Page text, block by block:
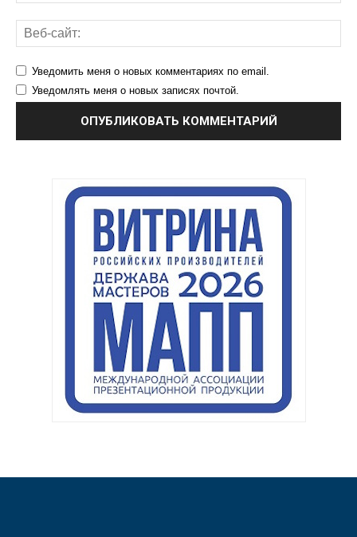
Уведомить меня о новых комментариях по email.
Уведомлять меня о новых записях почтой.